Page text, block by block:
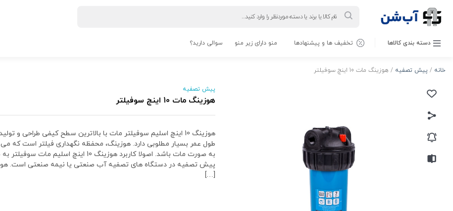
search
دسته بندی کالاها تخفیف ها و پیشنهادها منو دارای زیر منو سوالی دارید؟
خانه / پیش تصفیه / هوزینگ مات 10 اینچ سوفیلتر
پیش تصفیه
هوزینگ مات 10 اینچ سوفیلتر
هوزینگ 10 اینچ اسلیم سوفیلتر مات با بالاترین سطح کیفی طراحی و
طول عمر بسیار مطلوبی دارد. هوزینگ، محفظه نگهداری فیلتر است که می
به صورت مات باشد. اصولا کاربرد هوزینگ 10 اینچ اسلیم مات
پیش تصفیه در دستگاه های تصفیه آب صنعتی یا نیمه صنعتی است.
[…]